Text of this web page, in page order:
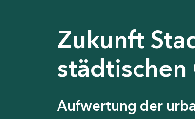
Zukunft
städtischen
Aufwertung der